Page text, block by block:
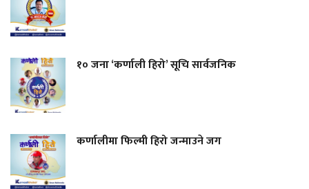
१० जना ‘कर्णाली हिरो’ सूचि सार्वजनिक
कर्णालीमा फिल्मी हिरो जन्माउने जग